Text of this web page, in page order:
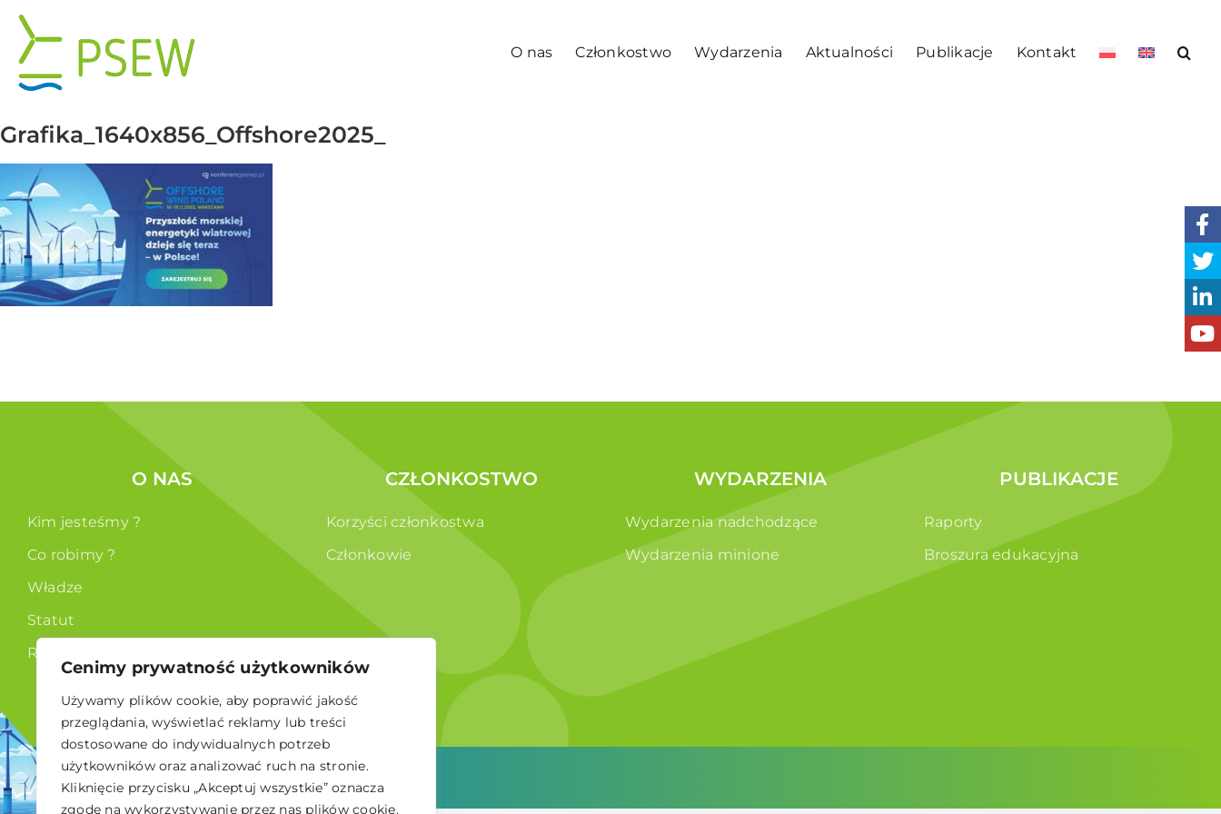
Cenimy prywatność użytkowników
Używamy plików cookie, aby poprawić jakość
przeglądania, wyświetlać reklamy lub treści
dostosowane do indywidualnych potrzeb
użytkowników oraz analizować ruch na stronie.
Kliknięcie przycisku „Akceptuj wszystkie” oznacza
zgodę na wykorzystywanie przez nas plików cookie.
Przejdź
zawartości
O nas Członkostwo Wydarzenia Aktualności Publikacje Kontakt
Grafika_1640x856_Offshore2025_
O NAS
Kim jesteśmy ?
Co robimy ?
Władze
Statut
RODO
CZŁONKOSTWO
Korzyści członkostwa
Członkowie
WYDARZENIA
Wydarzenia nadchodzące
Wydarzenia minione
PUBLIKACJE
Raporty
Broszura edukacyjna
© 2026 Polskie Stowarzyszenie Energetyki Wiatrowej